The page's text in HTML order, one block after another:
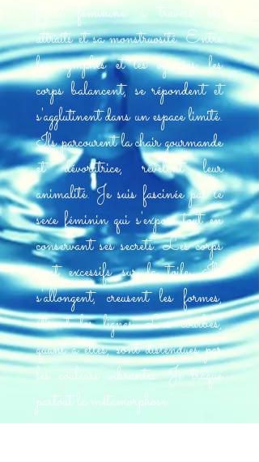
figure féminine à travers ses
attraits et sa monstruosité. Entre
les nymphes et les ogresses, les
corps balancent, se répondent et
s'agglutinent dans un espace limité.
Ils parcourent la chair gourmande
et dévoratrice, révèlent leur
animalité. Je suis fascinée par le
sexe féminin qui s'expose tout en
conservant ses secrets. Les corps
sont excessifs sur la toile. Ils
s'allongent, creusent les formes,
étirent les lignes. Les courbes,
quant à elles, sont distendues par
les couleurs vibrantes.Je traque
partout la métamorphose."